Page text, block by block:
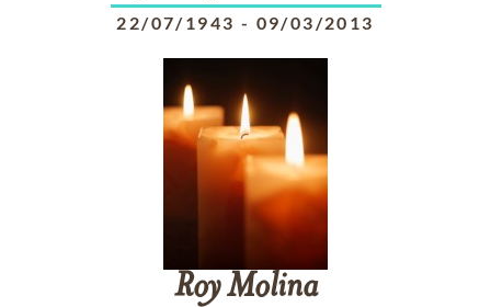
22/07/1943 - 09/03/2013
Roy Molina